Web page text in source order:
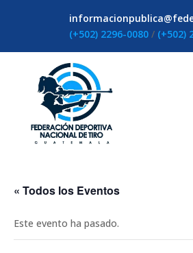
(+502) 2296-0080 / (+502)
« Todos los Eventos
Este evento ha pasado.